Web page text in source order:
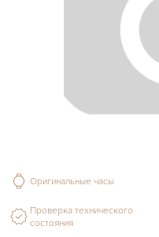
Оригинальные часы
Проверка технического
состояния